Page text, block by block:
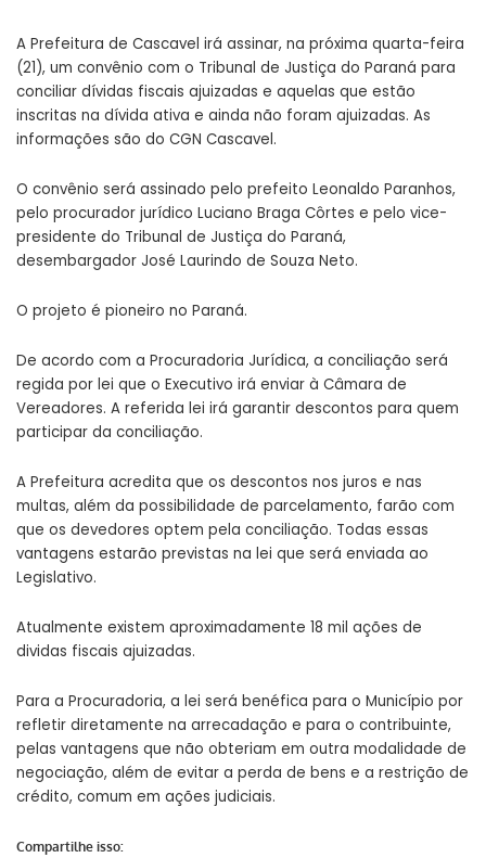
A Prefeitura de Cascavel irá assinar, na próxima quarta-feira
(21), um convênio com o Tribunal de Justiça do Paraná para
conciliar dívidas fiscais ajuizadas e aquelas que estão
inscritas na dívida ativa e ainda não foram ajuizadas. As
informações são do CGN Cascavel.
O convênio será assinado pelo prefeito Leonaldo Paranhos,
pelo procurador jurídico Luciano Braga Côrtes e pelo vice-
presidente do Tribunal de Justiça do Paraná,
desembargador José Laurindo de Souza Neto.
O projeto é pioneiro no Paraná.
De acordo com a Procuradoria Jurídica, a conciliação será
regida por lei que o Executivo irá enviar à Câmara de
Vereadores. A referida lei irá garantir descontos para quem
participar da conciliação.
A Prefeitura acredita que os descontos nos juros e nas
multas, além da possibilidade de parcelamento, farão com
que os devedores optem pela conciliação. Todas essas
vantagens estarão previstas na lei que será enviada ao
Legislativo.
Atualmente existem aproximadamente 18 mil ações de
dividas fiscais ajuizadas.
Para a Procuradoria, a lei será benéfica para o Município por
refletir diretamente na arrecadação e para o contribuinte,
pelas vantagens que não obteriam em outra modalidade de
negociação, além de evitar a perda de bens e a restrição de
crédito, comum em ações judiciais.
Compartilhe isso: